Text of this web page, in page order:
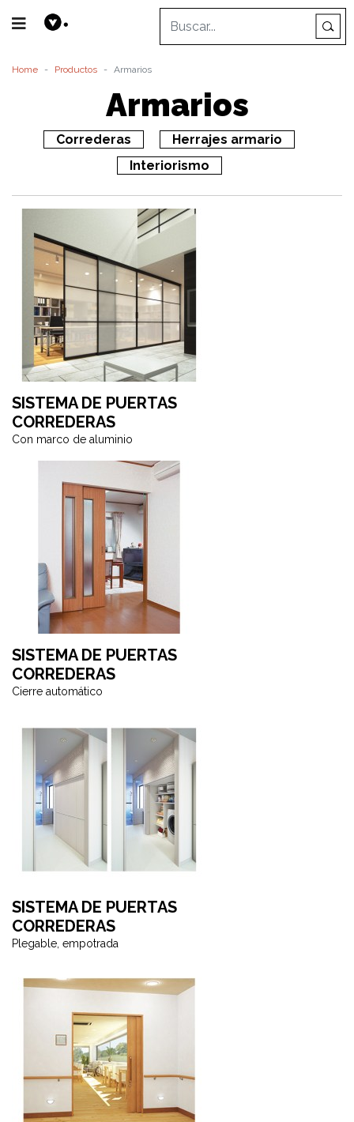
Home Productos Armarios
Armarios
Correderas
Herrajes armario
Interiorismo
SISTEMA DE PUERTAS
CORREDERAS
Con marco de aluminio
SISTEMA DE PUERTAS
CORREDERAS
Cierre automático
SISTEMA DE PUERTAS
CORREDERAS
Plegable, empotrada